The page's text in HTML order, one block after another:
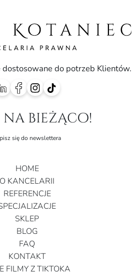
do potrzeb Klientów.
na bieżąco!
się do newslettera
HOME
O KANCELARII
REFERENCJE
SKLEP
BLOG
FAQ
KONTAKT
FILMY Z TIKTOKA